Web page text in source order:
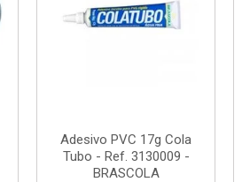
Adesivo PVC 17g Cola
Tubo - Ref. 3130009 -
BRASCOLA